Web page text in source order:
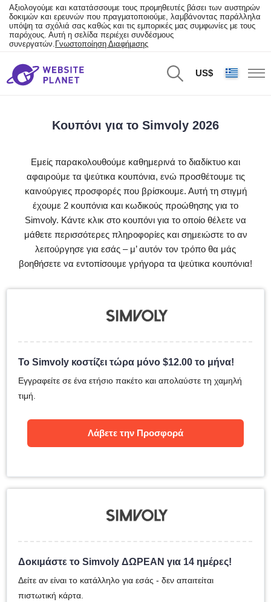
Αξιολογούμε και κατατάσσουμε τους προμηθευτές βάσει των αυστηρών
δοκιμών και ερευνών που πραγματοποιούμε, λαμβάνοντας παράλληλα
υπόψη τα σχόλιά σας καθώς και τις εμπορικές μας συμφωνίες με τους
παρόχους. Αυτή η σελίδα περιέχει συνδέσμους
συνεργατών. Γνωστοποίηση Διαφήμισης
US$
Κουπόνι για το Simvoly 2026
Εμείς παρακολουθούμε καθημερινά το διαδίκτυο και
αφαιρούμε τα ψεύτικα κουπόνια, ενώ προσθέτουμε τις
καινούργιες προσφορές που βρίσκουμε. Αυτή τη στιγμή
έχουμε 2 κουπόνια και κωδικούς προώθησης για το
Simvoly. Κάντε κλικ στο κουπόνι για το οποίο θέλετε να
μάθετε περισσότερες πληροφορίες και σημειώστε το αν
λειτούργησε για εσάς – μ’ αυτόν τον τρόπο θα μάς
βοηθήσετε να εντοπίσουμε γρήγορα τα ψεύτικα κουπόνια!
Το Simvoly κοστίζει τώρα μόνο$12.00 το μήνα!
Εγγραφείτε σε ένα ετήσιο πακέτο και απολαύστε τη χαμηλή
τιμή.
Λάβετε την Προσφορά
Δοκιμάστε το Simvoly ΔΩΡΕΑΝ για 14 ημέρες!
Δείτε αν είναι το κατάλληλο για εσάς - δεν απαιτείται
πιστωτική κάρτα.